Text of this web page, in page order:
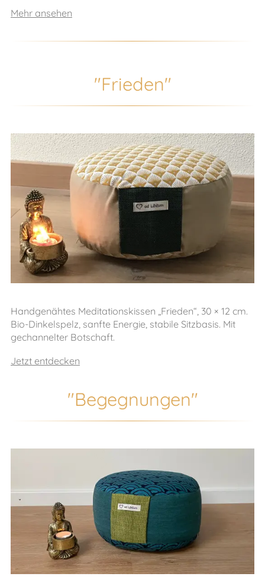
Mehr ansehen
"Frieden"
Handgenähtes Meditationskissen „Frieden“, 30 × 12 cm.
Bio-Dinkelspelz, sanfte Energie, stabile Sitzbasis. Mit
gechannelter Botschaft.
Jetzt entdecken
"Begegnungen"